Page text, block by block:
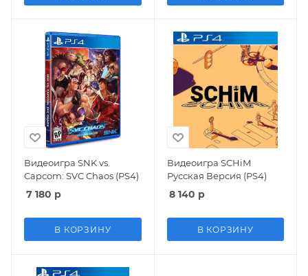
Видеоигра SNK vs.
Capcom: SVC Chaos (PS4)
7 180 р
В КОРЗИНУ
Видеоигра SCHiM
Русская Версия (PS4)
8 140 р
В КОРЗИНУ